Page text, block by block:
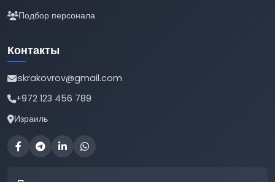
Подбор персонала
Контакты
iskrakovrov@gmail.com
+972 123 456 789
Израиль